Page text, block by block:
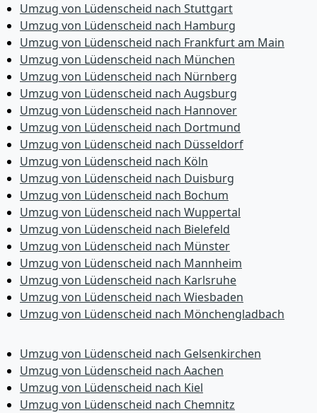
Umzug von Lüdenscheid nach Stuttgart
Umzug von Lüdenscheid nach Hamburg
Umzug von Lüdenscheid nach Frankfurt am Main
Umzug von Lüdenscheid nach München
Umzug von Lüdenscheid nach Nürnberg
Umzug von Lüdenscheid nach Augsburg
Umzug von Lüdenscheid nach Hannover
Umzug von Lüdenscheid nach Dortmund
Umzug von Lüdenscheid nach Düsseldorf
Umzug von Lüdenscheid nach Köln
Umzug von Lüdenscheid nach Duisburg
Umzug von Lüdenscheid nach Bochum
Umzug von Lüdenscheid nach Wuppertal
Umzug von Lüdenscheid nach Bielefeld
Umzug von Lüdenscheid nach Münster
Umzug von Lüdenscheid nach Mannheim
Umzug von Lüdenscheid nach Karlsruhe
Umzug von Lüdenscheid nach Wiesbaden
Umzug von Lüdenscheid nach Mönchen­gladbach
Umzug von Lüdenscheid nach Gelsenkirchen
Umzug von Lüdenscheid nach Aachen
Umzug von Lüdenscheid nach Kiel
Umzug von Lüdenscheid nach Chemnitz